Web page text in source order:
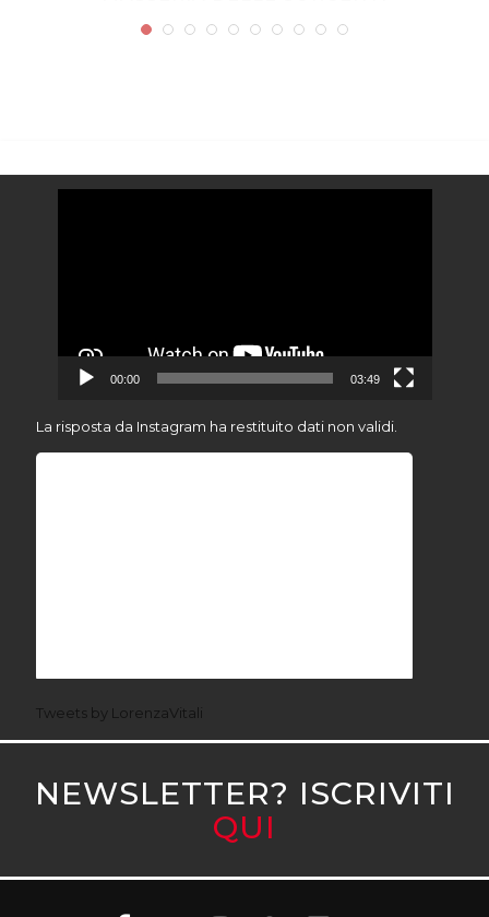
00:00 03:49
La risposta da Instagram ha restituito dati non validi.
Tweets by LorenzaVitali
NEWSLETTER? ISCRIVITI
QUI